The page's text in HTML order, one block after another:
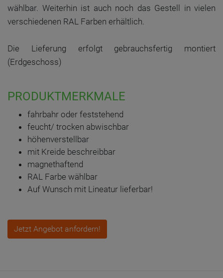
wählbar. Weiterhin ist auch noch das Gestell in vielen
verschiedenen RAL Farben erhältlich.
Die Lieferung erfolgt gebrauchsfertig montiert
(Erdgeschoss)
PRODUKTMERKMALE
fahrbahr oder feststehend
feucht/ trocken abwischbar
höhenverstellbar
mit Kreide beschreibbar
magnethaftend
RAL Farbe wählbar
Auf Wunsch mit Lineatur lieferbar!
Jetzt Angebot anfordern!